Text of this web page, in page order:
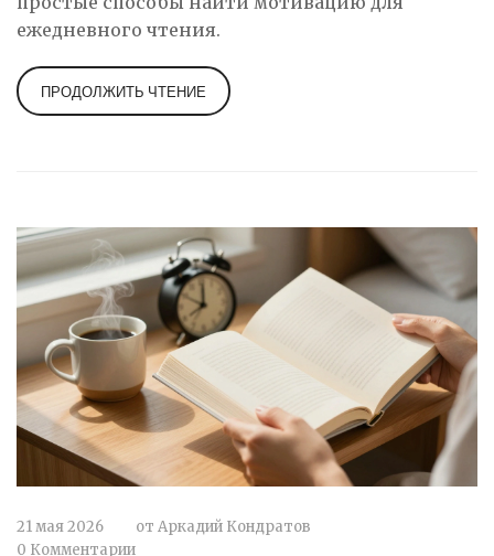
ежедневного чтения.
ПРОДОЛЖИТЬ ЧТЕНИЕ
21 мая 2026 от Аркадий Кондратов
0 Комментарии